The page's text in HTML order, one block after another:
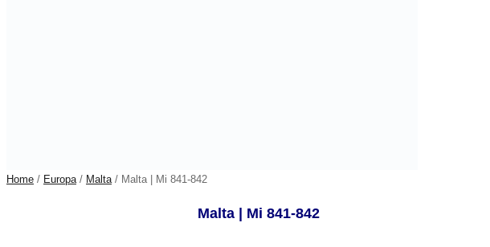
Home / Europa / Malta / Malta | Mi 841-842
Malta | Mi 841-842